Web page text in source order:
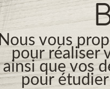
Nous vous
pour réaliser
ainsi que vos
pour